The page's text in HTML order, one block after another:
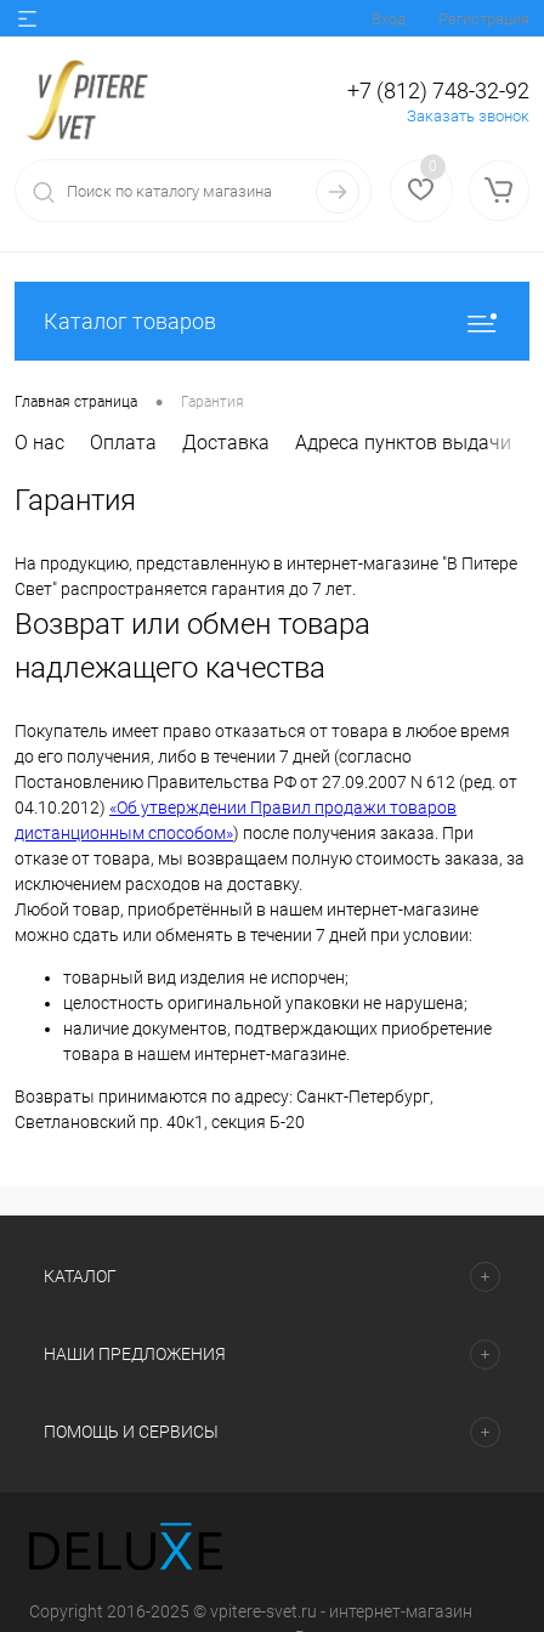
Вход Регистрация
+7 (812) 748-32-92
Заказать звонок
0
Каталог товаров
Главная страница • Гарантия
О нас Оплата Доставка Адреса пунктов выдачи
Гарантия
На продукцию, представленную в интернет-магазине "В Питере
Свет" распространяется гарантия до 7 лет.
Возврат или обмен товара
надлежащего качества
Покупатель имеет право отказаться от товара в любое время
до его получения, либо в течении 7 дней (согласно
Постановлению Правительства РФ от 27.09.2007 N 612 (ред. от
04.10.2012) «Об утверждении Правил продажи товаров
дистанционным способом») после получения заказа. При
отказе от товара, мы возвращаем полную стоимость заказа, за
исключением расходов на доставку.
Любой товар, приобретённый в нашем интернет-магазине
можно сдать или обменять в течении 7 дней при условии:
товарный вид изделия не испорчен;
целостность оригинальной упаковки не нарушена;
наличие документов, подтверждающих приобретение
товара в нашем интернет-магазине.
Возвраты принимаются по адресу: Санкт-Петербург,
Светлановский пр. 40к1, секция Б-20
КАТАЛОГ
НАШИ ПРЕДЛОЖЕНИЯ
ПОМОЩЬ И СЕРВИСЫ
Copyright 2016-2025 © vpitere-svet.ru - интернет-магазин